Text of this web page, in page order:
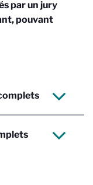
par un jury
pouvant